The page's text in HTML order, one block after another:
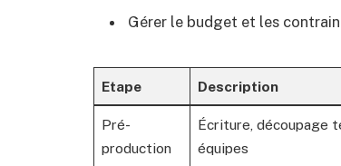
Gérer le budget et les
Etape Description
Pré-
production
Écriture, découpage
équipes